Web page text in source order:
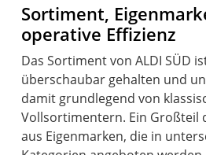
Sortiment,
operative Effizienz
Das Sortiment von ALDI SÜD
überschaubar gehalten und
damit grundlegend von
Vollsortimentern. Ein Großteil
aus Eigenmarken, die in